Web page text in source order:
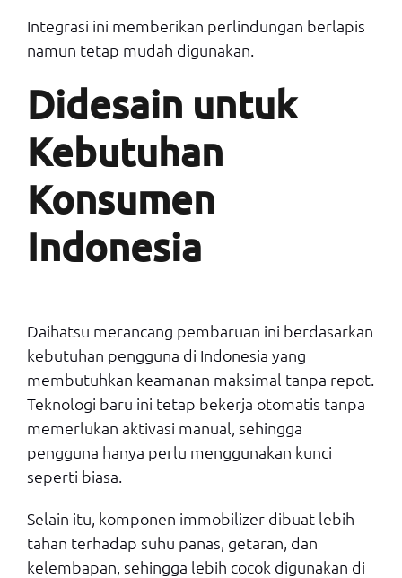
Integrasi ini memberikan perlindungan berlapis
namun tetap mudah digunakan.
Didesain untuk
Kebutuhan
Konsumen
Indonesia
Daihatsu merancang pembaruan ini berdasarkan
kebutuhan pengguna di Indonesia yang
membutuhkan keamanan maksimal tanpa repot.
Teknologi baru ini tetap bekerja otomatis tanpa
memerlukan aktivasi manual, sehingga
pengguna hanya perlu menggunakan kunci
seperti biasa.
Selain itu, komponen immobilizer dibuat lebih
tahan terhadap suhu panas, getaran, dan
kelembapan, sehingga lebih cocok digunakan di